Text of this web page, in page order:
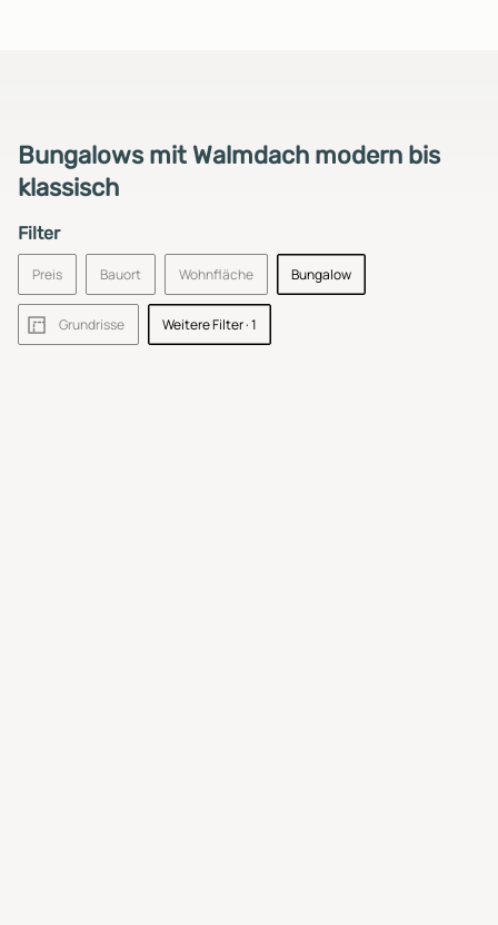
Bungalows mit Walmdach modern bis
klassisch
Filter
Preis Bauort Wohnfläche Bungalow
Grundrisse Weitere Filter· 1